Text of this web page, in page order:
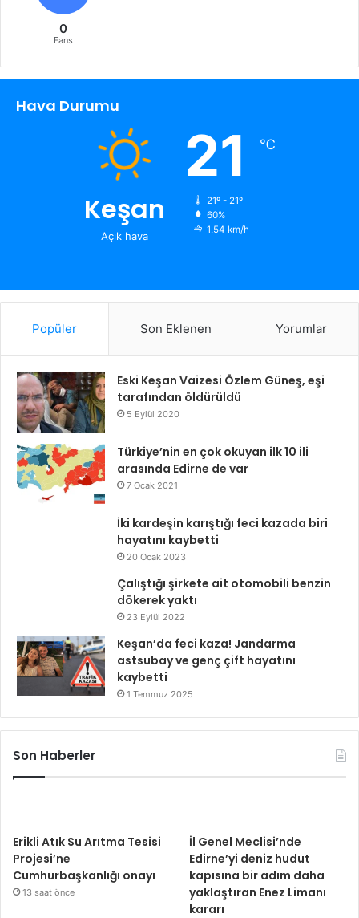
0
Fans
Hava Durumu
Keşan
Açık hava
21 ℃
21º - 21º
60%
1.54 km/h
Popüler Son Eklenen Yorumlar
Eski Keşan Vaizesi Özlem Güneş, eşi
tarafından öldürüldü
5 Eylül 2020
Türkiye’nin en çok okuyan ilk 10 ili
arasında Edirne de var
7 Ocak 2021
İki kardeşin karıştığı feci kazada biri
hayatını kaybetti
20 Ocak 2023
Çalıştığı şirkete ait otomobili benzin
dökerek yaktı
23 Eylül 2022
Keşan’da feci kaza! Jandarma
astsubay ve genç çift hayatını
kaybetti
1 Temmuz 2025
Son Haberler
Erikli Atık Su Arıtma Tesisi
Projesi’ne
Cumhurbaşkanlığı onayı
13 saat önce
İl Genel Meclisi’nde
Edirne’yi deniz hudut
kapısına bir adım daha
yaklaştıran Enez Limanı
kararı